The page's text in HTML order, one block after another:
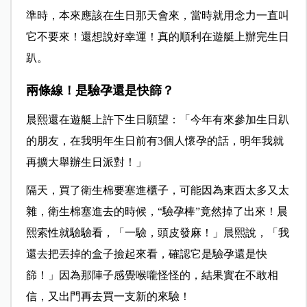
準時，本來應該在生日那天會來，當時就用念力一直叫
它不要來！還想說好幸運！真的順利在遊艇上辦完生日
趴。
兩條線！是驗孕還是快篩？
晨熙還在遊艇上許下生日願望：「今年有來參加生日趴
的朋友，在我明年生日前有3個人懷孕的話，明年我就
再擴大舉辦生日派對！」
隔天，買了衛生棉要塞進櫃子，可能因為東西太多又太
雜，衛生棉塞進去的時候，“驗孕棒”竟然掉了出來！晨
熙索性就驗驗看，「一驗，頭皮發麻！」晨熙說，「我
還去把丟掉的盒子撿起來看，確認它是驗孕還是快
篩！」因為那陣子感覺喉嚨怪怪的，結果實在不敢相
信，又出門再去買一支新的來驗！